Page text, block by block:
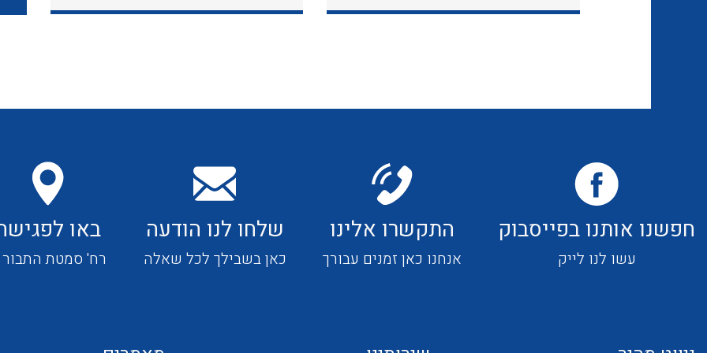
כבלים מיוחדים המיועדים
להתקנות במערכות הסולריות
ציוד קוטר 22
חפשנו אותנו בפייסבוק
עשו לנו לייק
התקשרו אלינו
אנחנו כאן זמנים עבורך
שלחו לנו הודעה
כאן בשבילך לכל שאלה
באו
רח' סמטת התבור